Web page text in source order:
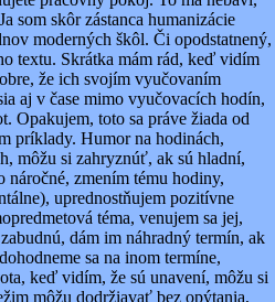
som skôr zástanca humanizácie
moderných škôl. Či opodstatnený,
textu. Skrátka mám rád, keď vidím
že ich svojím vyučovaním
aj v čase mimo vyučovacích hodín,
Opakujem, toto sa práve žiada od
príklady. Humor na hodinách,
môžu si zahryznúť, ak sú hladní,
náročné, zmením tému hodiny,
uprednostňujem pozitívne
téma, venujem sa jej,
dám im náhradný termín, ak
sa na inom termíne,
keď vidím, že sú unavení, môžu si
môžu dodržiavať bez opýtania,